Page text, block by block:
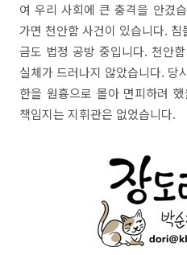
여 우리 사회에 큰 충격을 안겼
가면 천안함 사건이 있습니다.
금도 법정 공방 중입니다. 천안
실체가 드러나지 않았습니다. 당
한을 원흉으로 몰아 면피하려
책임지는 지휘관은 없었습니다.